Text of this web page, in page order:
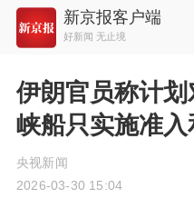
新京报客户端
好新闻 无止境
伊朗官员称计
峡船只实施准
央视新闻
2026-03-30 15:04